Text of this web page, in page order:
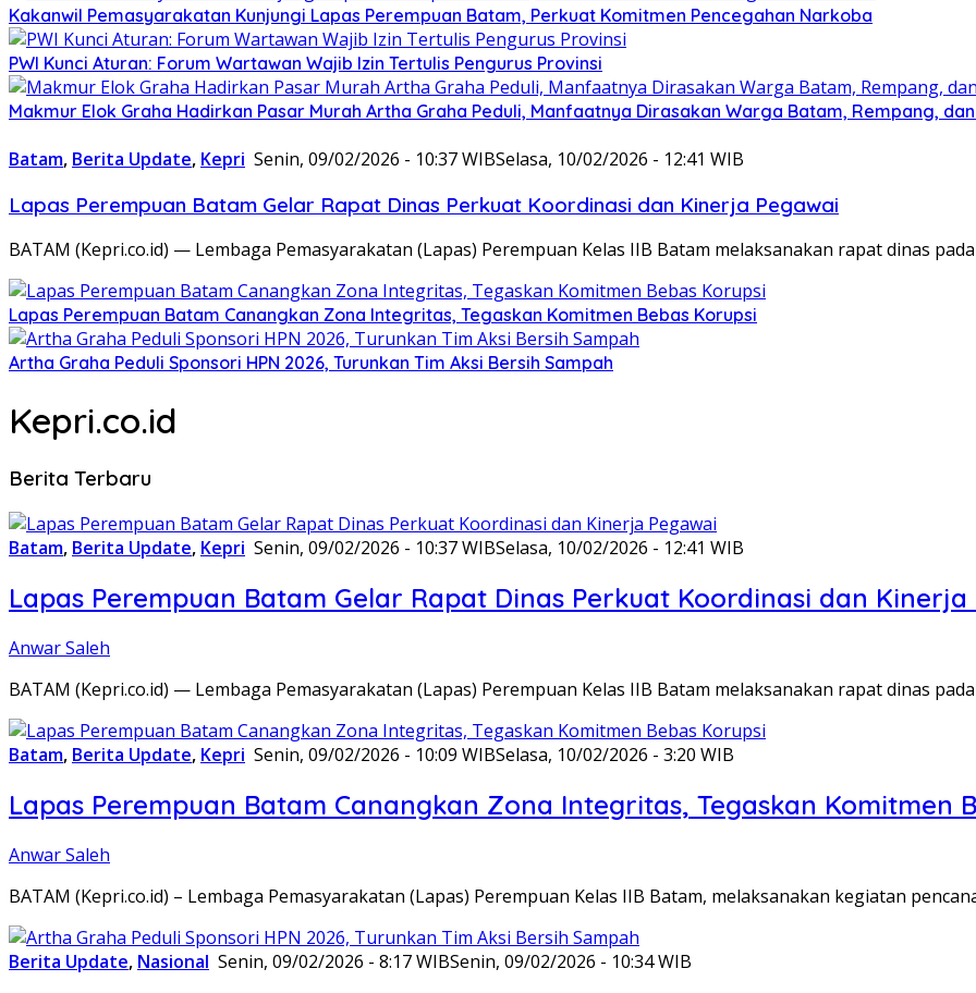
Kakanwil Pemasyarakatan Kunjungi Lapas Perempuan Batam, Perkuat Komitmen Pencegahan Narkoba
PWI Kunci Aturan: Forum Wartawan Wajib Izin Tertulis Pengurus Provinsi
Makmur Elok Graha Hadirkan Pasar Murah Artha Graha Peduli, Manfaatnya Dirasakan Warga Batam, Rempang,
Batam, Berita Update, Kepri Senin, 09/02/2026 - 10:37 WIBSelasa, 10/02/2026 - 12:41 WIB
Lapas Perempuan Batam Gelar Rapat Dinas Perkuat Koordinasi dan Kinerja Pegawai
BATAM (Kepri.co.id) — Lembaga Pemasyarakatan (Lapas) Perempuan Kelas IIB Batam melaksanakan rapat dinas
Lapas Perempuan Batam Canangkan Zona Integritas, Tegaskan Komitmen Bebas Korupsi
Artha Graha Peduli Sponsori HPN 2026, Turunkan Tim Aksi Bersih Sampah
Kepri.co.id
Berita Terbaru
Batam, Berita Update, Kepri Senin, 09/02/2026 - 10:37 WIBSelasa, 10/02/2026 - 12:41 WIB
Lapas Perempuan Batam Gelar Rapat Dinas Perkuat Koordinasi dan Kinerja
Anwar Saleh
BATAM (Kepri.co.id) — Lembaga Pemasyarakatan (Lapas) Perempuan Kelas IIB Batam melaksanakan rapat dinas
Batam, Berita Update, Kepri Senin, 09/02/2026 - 10:09 WIBSelasa, 10/02/2026 - 3:20 WIB
Lapas Perempuan Batam Canangkan Zona Integritas, Tegaskan Komitmen
Anwar Saleh
BATAM (Kepri.co.id) – Lembaga Pemasyarakatan (Lapas) Perempuan Kelas IIB Batam, melaksanakan kegiatan
Berita Update, Nasional Senin, 09/02/2026 - 8:17 WIBSenin, 09/02/2026 - 10:34 WIB